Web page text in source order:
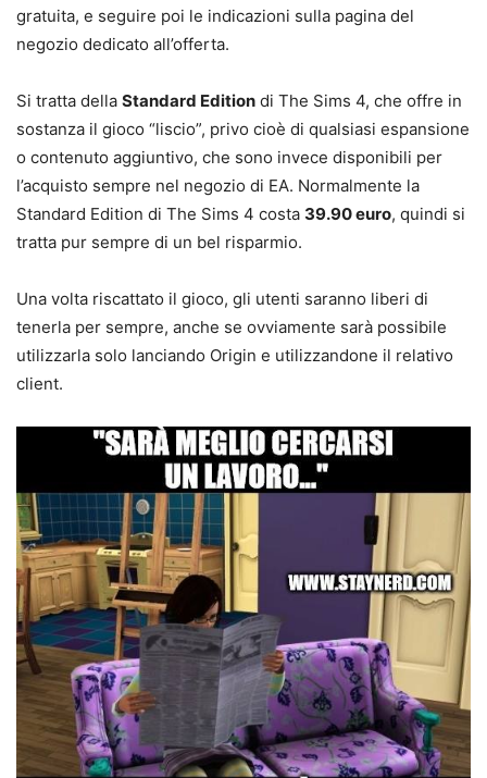
gratuita, e seguire poi le indicazioni sulla pagina del
negozio dedicato all’offerta.
Si tratta della Standard Edition di The Sims 4, che offre in
sostanza il gioco “liscio”, privo cioè di qualsiasi espansione
o contenuto aggiuntivo, che sono invece disponibili per
l’acquisto sempre nel negozio di EA. Normalmente la
Standard Edition di The Sims 4 costa 39.90 euro, quindi si
tratta pur sempre di un bel risparmio.
Una volta riscattato il gioco, gli utenti saranno liberi di
tenerla per sempre, anche se ovviamente sarà possibile
utilizzarla solo lanciando Origin e utilizzandone il relativo
client.